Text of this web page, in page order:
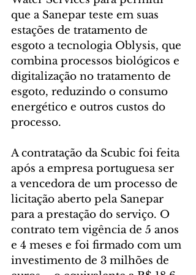
que a Sanepar teste em suas
estações de tratamento de
esgoto a tecnologia Oblysis, que
combina processos biológicos e
digitalização no tratamento de
esgoto, reduzindo o consumo
energético e outros custos do
processo.
A contratação da Scubic foi feita
após a empresa portuguesa ser
a vencedora de um processo de
licitação aberto pela Sanepar
para a prestação do serviço. O
contrato tem vigência de 5 anos
e 4 meses e foi firmado com um
investimento de 3 milhões de